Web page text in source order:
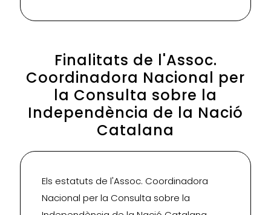
Finalitats de l'Assoc.
Coordinadora Nacional per
la Consulta sobre la
Independència de la Nació
Catalana
Els estatuts de l'Assoc. Coordinadora
Nacional per la Consulta sobre la